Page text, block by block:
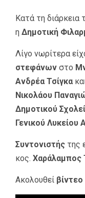
Κατά τη διάρκεια
η Δημοτική
Λίγο νωρίτερα
στεφάνων στο
Ανδρέα Τσίγκα
Νικολάου
Δημοτικού
Γενικού Λυκείου
Συντονιστής της
κος. Χαράλαμπος
Ακολουθεί βίντεο